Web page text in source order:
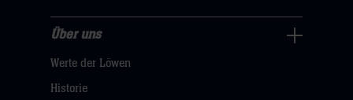
uns
Navigation
Über uns
Werte der Löwen
Historie